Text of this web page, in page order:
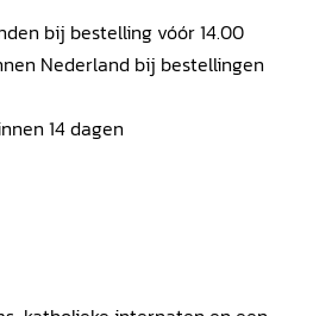
bij bestelling vóór 14.00
Nederland bij bestellingen
14 dagen